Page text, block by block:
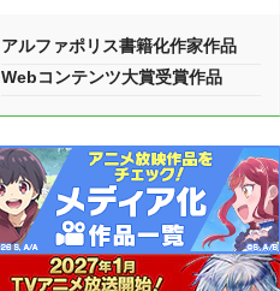
アルファポリス書籍化作家作品
Webコンテンツ大賞受賞作品